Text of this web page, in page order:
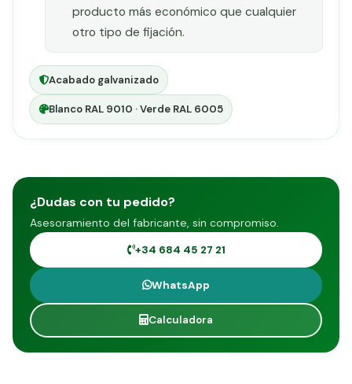
producto más económico que cualquier
otro tipo de fijación.
Acabado galvanizado
Blanco RAL 9010 · Verde RAL 6005
¿Dudas con tu pedido?
Asesoramiento del fabricante, sin compromiso.
+34 684 45 27 21
WhatsApp
Calculadora